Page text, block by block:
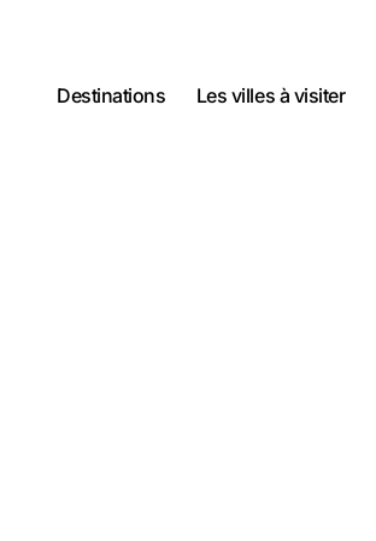
Destinations
Les villes à visiter